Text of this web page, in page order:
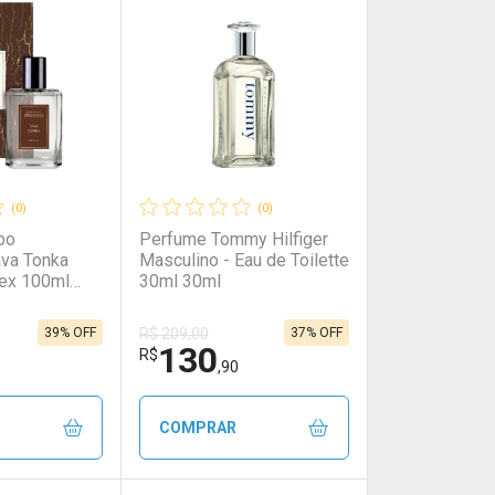
Desconto
Desconto
Laboratório
Ativar Desconto
Comprar sem Desconto
Por Menos
Comprar sem Desconto
(0)
Tonka
100ml
39% OFF
(0)
Perfume Tommy Hilfiger
Masculino - Eau de Toilette
30ml 30ml
R$ 209,00
R$130,90
37% OFF
COMPRAR